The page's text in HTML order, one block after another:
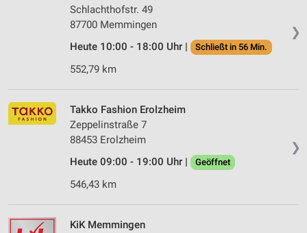
❯
Schlachthofstr. 49
87700 Memmingen
Heute 10:00 - 18:00 Uhr |
Schließt in 56 Min.
552,79 km
❯
Takko Fashion Erolzheim
Zeppelinstraße 7
88453 Erolzheim
Heute 09:00 - 19:00 Uhr |
Geöffnet
546,43 km
KiK Memmingen